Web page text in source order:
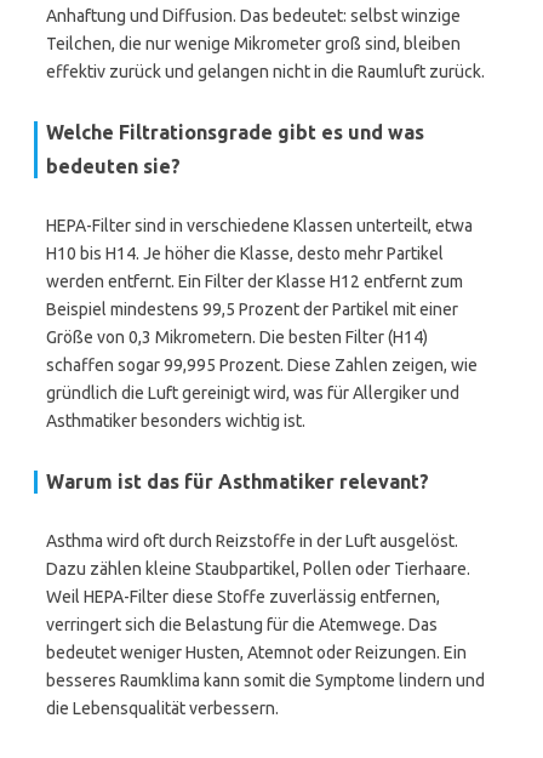
Anhaftung und Diffusion. Das bedeutet: selbst winzige
Teilchen, die nur wenige Mikrometer groß sind, bleiben
effektiv zurück und gelangen nicht in die Raumluft zurück.
Welche Filtrationsgrade gibt es und was
bedeuten sie?
HEPA-Filter sind in verschiedene Klassen unterteilt, etwa
H10 bis H14. Je höher die Klasse, desto mehr Partikel
werden entfernt. Ein Filter der Klasse H12 entfernt zum
Beispiel mindestens 99,5 Prozent der Partikel mit einer
Größe von 0,3 Mikrometern. Die besten Filter (H14)
schaffen sogar 99,995 Prozent. Diese Zahlen zeigen, wie
gründlich die Luft gereinigt wird, was für Allergiker und
Asthmatiker besonders wichtig ist.
Warum ist das für Asthmatiker relevant?
Asthma wird oft durch Reizstoffe in der Luft ausgelöst.
Dazu zählen kleine Staubpartikel, Pollen oder Tierhaare.
Weil HEPA-Filter diese Stoffe zuverlässig entfernen,
verringert sich die Belastung für die Atemwege. Das
bedeutet weniger Husten, Atemnot oder Reizungen. Ein
besseres Raumklima kann somit die Symptome lindern und
die Lebensqualität verbessern.